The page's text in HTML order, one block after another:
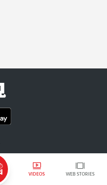
VIDEOS WEB STORIES